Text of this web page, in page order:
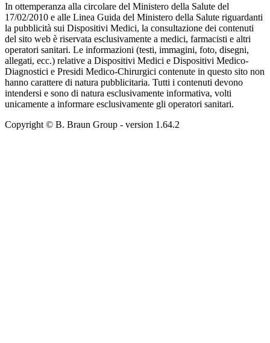
In ottemperanza alla circolare del Ministero della Salute del
17/02/2010 e alle Linea Guida del Ministero della Salute riguardanti
la pubblicità sui Dispositivi Medici, la consultazione dei contenuti
del sito web è riservata esclusivamente a medici, farmacisti e altri
operatori sanitari. Le informazioni (testi, immagini, foto, disegni,
allegati, ecc.) relative a Dispositivi Medici e Dispositivi Medico-
Diagnostici e Presidi Medico-Chirurgici contenute in questo sito non
hanno carattere di natura pubblicitaria. Tutti i contenuti devono
intendersi e sono di natura esclusivamente informativa, volti
unicamente a informare esclusivamente gli operatori sanitari.
Copyright © B. Braun Group - version 1.64.2